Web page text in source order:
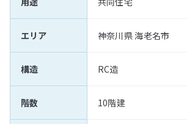
エリア 神奈川県 海老名市
構造 RC造
階数 10階建